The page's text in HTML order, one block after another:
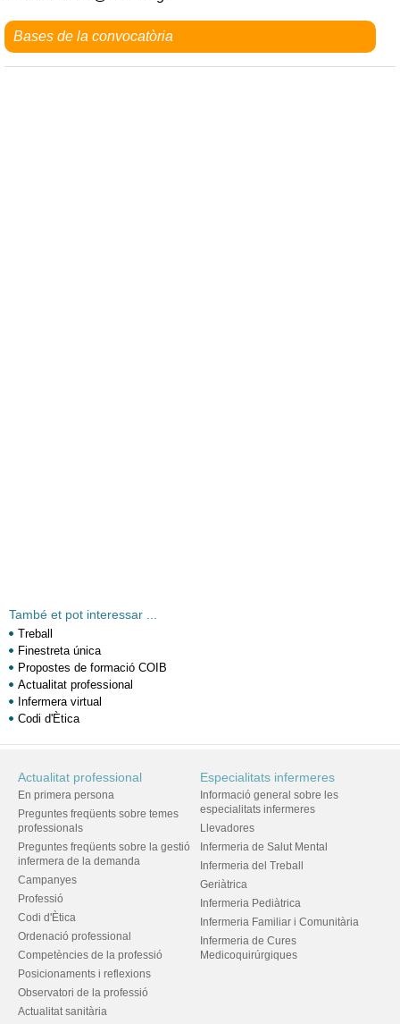
Bases de la convocatòria
També et pot interessar ...
Treball
Finestreta única
Propostes de formació COIB
Actualitat professional
Infermera virtual
Codi d'Ètica
Actualitat professional
En primera persona
Preguntes freqüents sobre temes
professionals
Preguntes freqüents sobre la gestió
infermera de la demanda
Campanyes
Professió
Codi d'Ètica
Ordenació professional
Competències de la professió
Posicionaments i reflexions
Observatori de la professió
Actualitat sanitària
Especialitats infermeres
Informació general sobre les
especialitats infermeres
Llevadores
Infermeria de Salut Mental
Infermeria del Treball
Geriàtrica
Infermeria Pediàtrica
Infermeria Familiar i Comunitària
Infermeria de Cures
Medicoquirúrgiques